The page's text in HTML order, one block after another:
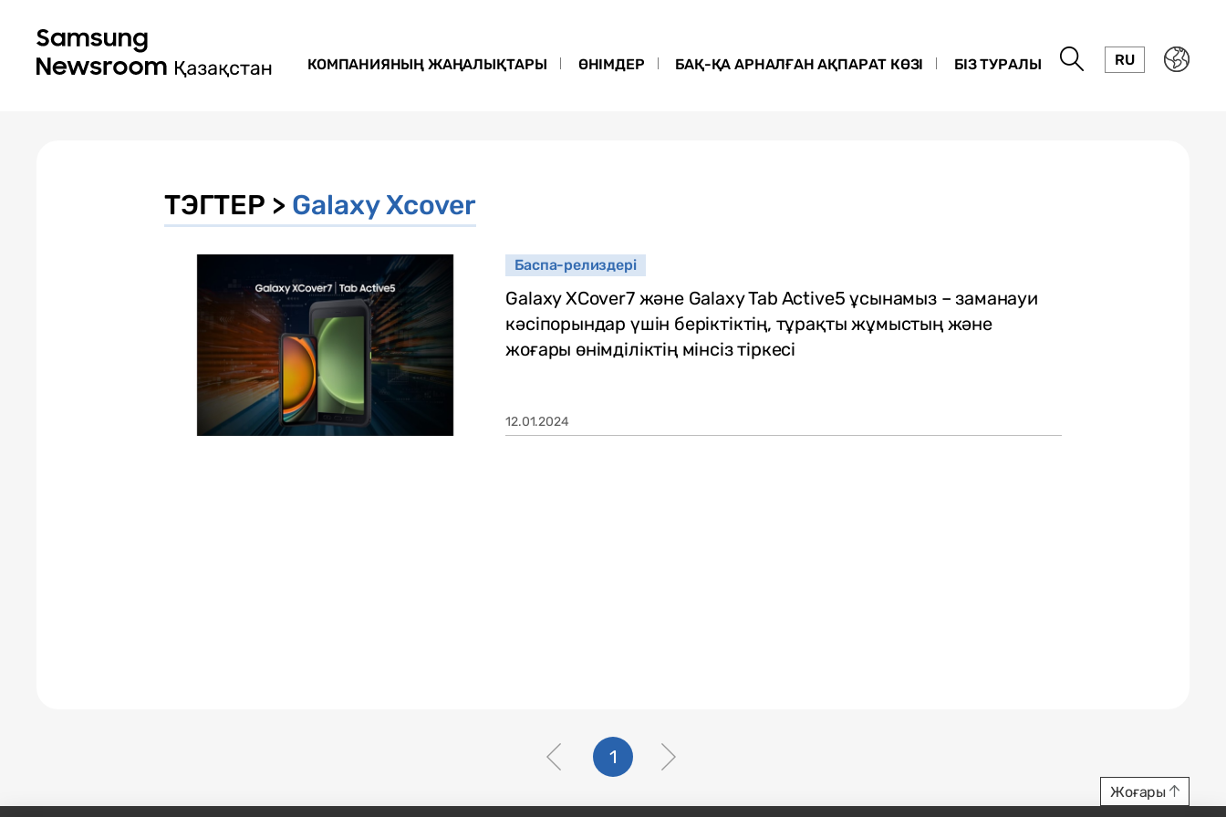
КОМПАНИЯНЫҢ ЖАҢАЛЫҚТАРЫ ӨНІМДЕР БАҚ-ҚА АРНАЛҒАН АҚПАРАТ КӨЗІ БІЗ ТУРАЛЫ RU
ТЭГТЕР > Galaxy Xcover
Баспа-релиздері
Galaxy XCover7 және Galaxy Tab Active5 ұсынамыз – заманауи
кәсіпорындар үшін беріктіктің, тұрақты жұмыстың және
жоғары өнімділіктің мінсіз тіркесі
12.01.2024
1
Жоғары